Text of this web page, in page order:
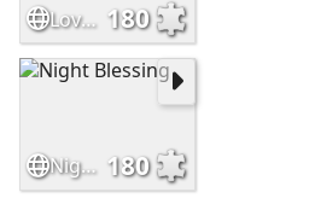
Lovely Art 180
Night Blessing 180